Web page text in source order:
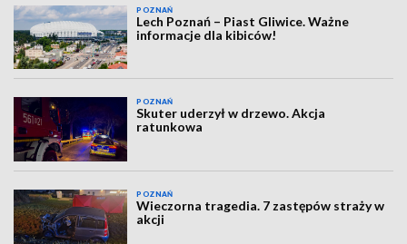
POZNAŃ
Lech Poznań – Piast Gliwice. Ważne
informacje dla kibiców!
POZNAŃ
Skuter uderzył w drzewo. Akcja
ratunkowa
POZNAŃ
Wieczorna tragedia. 7 zastępów straży w
akcji